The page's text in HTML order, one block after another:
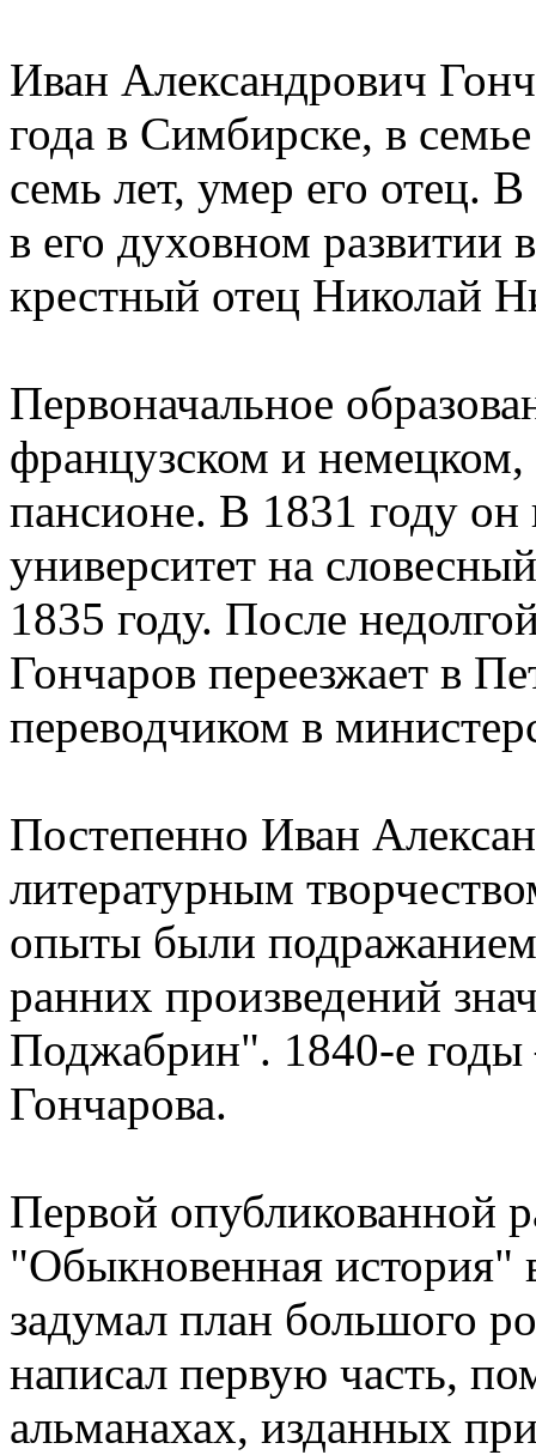
Иван Александрович
года в Симбирске, в
семь лет, умер его отец.
в его духовном развитии
крестный отец Николай
Первоначальное
французском и
пансионе. В 1831 году
университет на
1835 году. После
Гончаров переезжает в
переводчиком в
Постепенно Иван
литературным
опыты были
ранних произведений
Поджабрин". 1840-е годы
Гончарова.
Первой опубликованной
"Обыкновенная история"
задумал план большого
написал первую часть,
альманахах, изданных